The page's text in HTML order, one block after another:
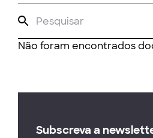
Não foram encontrados
Subscreva a